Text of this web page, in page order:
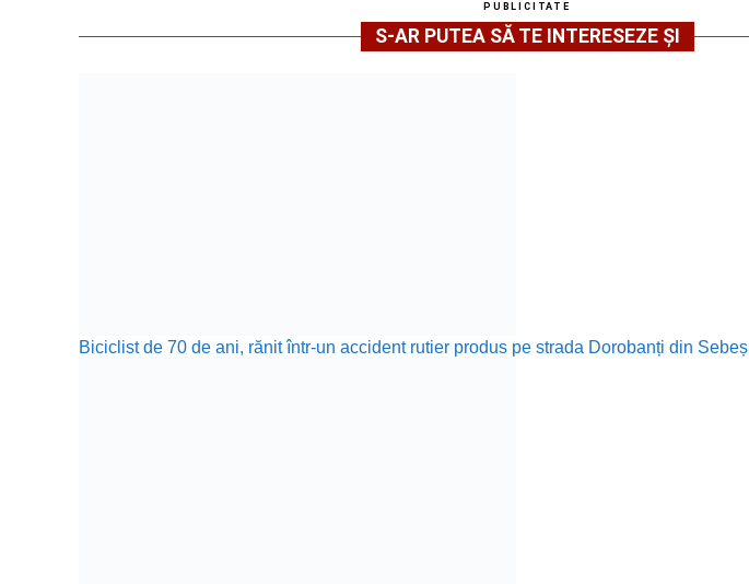
PUBLICITATE
S-AR PUTEA SĂ TE INTERESEZE ȘI
Biciclist de 70 de ani, rănit într-un accident rutier produs pe strada Dorobanți din Sebeș